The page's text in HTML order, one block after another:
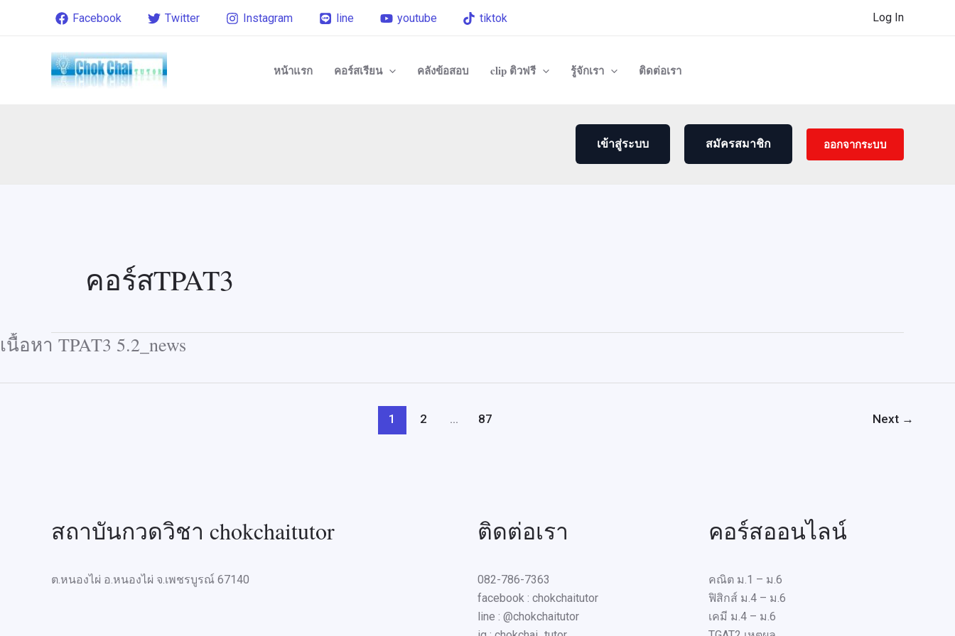
Facebook Twitter Instagram line youtube tiktok Log In
หน้าแรก คอร์สเรียน คลังข้อสอบ clip ติวฟรี รู้จักเรา ติดต่อเรา
เข้าสู่ระบบ สมัครสมาชิก ออกจากระบบ
คอร์สTPAT3
เนื้อหา TPAT3 5.2_news
pagination
1 2 … 87 Next →
สถาบันกวดวิชา chokchaitutor
ต.หนองไผ่ อ.หนองไผ่ จ.เพชรบูรณ์ 67140
ติดต่อเรา
082-786-7363
facebook : chokchaitutor
line : @chokchaitutor
คอร์สออนไลน์
คณิต ม.1 – ม.6
ฟิสิกส์ ม.4 – ม.6
เคมี ม.4 – ม.6